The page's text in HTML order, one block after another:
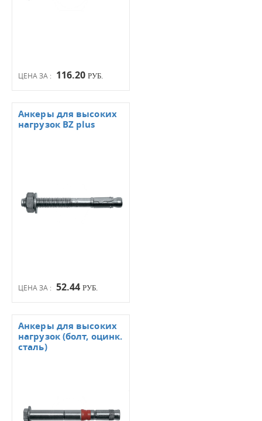
ЦЕНА ЗА : 116.20 РУБ.
ЦЕНА ЗА : 52.44 РУБ.
Анкеры для высоких
нагрузок BZ plus
Анкеры для высоких
нагрузок (болт, оцинк.
сталь)